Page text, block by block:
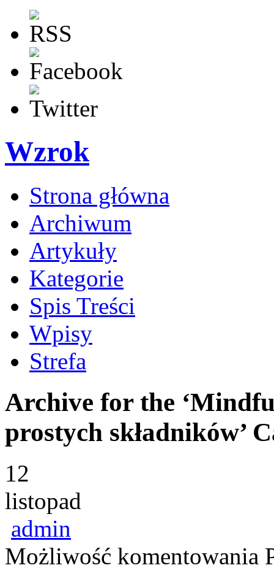
Wzrok
Strona główna
Archiwum
Artykuły
Kategorie
Spis Treści
Wpisy
Strefa
Archive for the
prostych składników’
12
listopad
admin
Możliwość komentowania